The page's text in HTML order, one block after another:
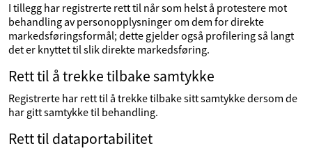
I tillegg har registrerte rett til når som helst å protestere mot
behandling av personopplysninger om dem for direkte
markedsføringsformål; dette gjelder også profilering så langt
det er knyttet til slik direkte markedsføring.
Rett til å trekke tilbake samtykke
Registrerte har rett til å trekke tilbake sitt samtykke dersom de
har gitt samtykke til behandling.
Rett til dataportabilitet